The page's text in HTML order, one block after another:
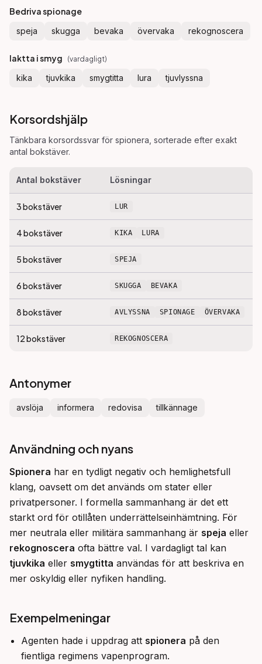
Bedriva spionage
speja skugga bevaka övervaka rekognoscera
Iaktta i smyg (vardagligt)
kika tjuvkika smygtitta lura tjuvlyssna
Korsordshjälp
Tänkbara korsordssvar för spionera , sorterade efter exakt
antal bokstäver.
Antal bokstäver Lösningar
3bokstäver LUR
4bokstäver KIKA LURA
5bokstäver SPEJA
6bokstäver SKUGGA BEVAKA
8bokstäver AVLYSSNA SPIONAGE ÖVERVAKA
12bokstäver REKOGNOSCERA
Antonymer
avslöja informera redovisa tillkännage
Användning och nyans
Spionera har en tydligt negativ och hemlighetsfull
klang, oavsett om det används om stater eller
privatpersoner. I formella sammanhang är det ett
starkt ord för otillåten underrättelseinhämtning. För
mer neutrala eller militära sammanhang är speja
rekognoscera
tjuvkika eller smygtitta användas för att beskriva en
mer oskyldig eller nyfiken handling.
Exempelmeningar
Agenten hade i uppdrag att spionera på den
fientliga regimens vapenprogram.